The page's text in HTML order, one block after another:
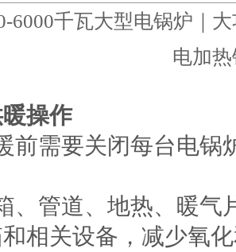
6000千瓦大型电锅炉｜
电加
操作
前需要关闭每台电
、管道、地热、暖气
相关设备，减少氧